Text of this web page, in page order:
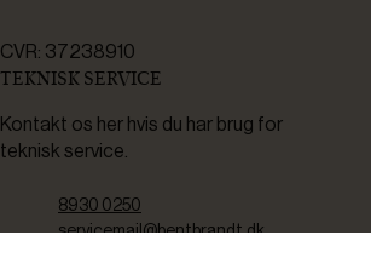
CVR: 37238910
TEKNISK SERVICE
Kontakt os her hvis du har brug for
teknisk service.
8930 0250
servicemail@bentbrandt.dk